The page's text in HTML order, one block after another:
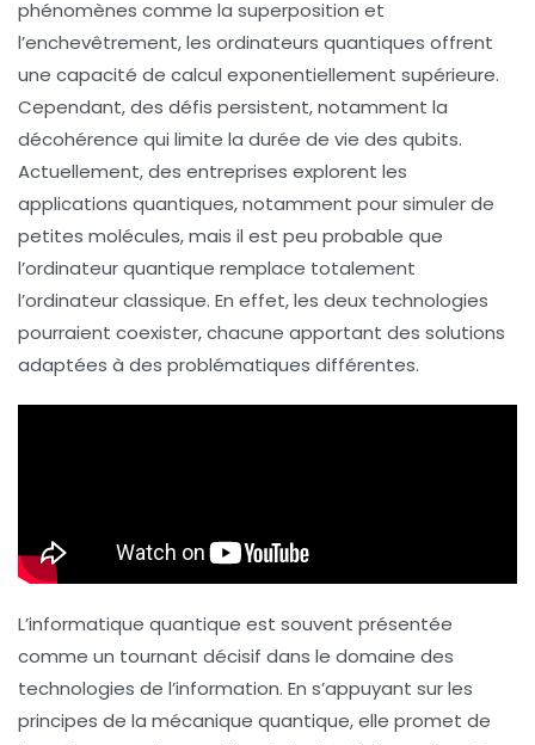
phénomènes comme la superposition et
l’enchevêtrement, les ordinateurs quantiques offrent
une capacité de calcul exponentiellement supérieure.
Cependant, des défis persistent, notamment la
décohérence qui limite la durée de vie des qubits.
Actuellement, des entreprises explorent les
applications quantiques, notamment pour simuler de
petites molécules, mais il est peu probable que
l’ordinateur quantique remplace totalement
l’ordinateur classique. En effet, les deux technologies
pourraient coexister, chacune apportant des solutions
adaptées à des problématiques différentes.
L’informatique quantique est souvent présentée
comme un tournant décisif dans le domaine des
technologies de l’information. En s’appuyant sur les
principes de la mécanique quantique, elle promet de